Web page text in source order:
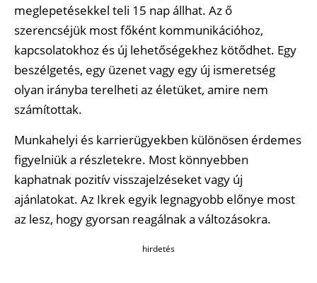
meglepetésekkel teli 15 nap állhat. Az ő
szerencséjük most főként kommunikációhoz,
kapcsolatokhoz és új lehetőségekhez kötődhet. Egy
beszélgetés, egy üzenet vagy egy új ismeretség
olyan irányba terelheti az életüket, amire nem
számítottak.
Munkahelyi és karrierügyekben különösen érdemes
figyelniük a részletekre. Most könnyebben
kaphatnak pozitív visszajelzéseket vagy új
ajánlatokat. Az Ikrek egyik legnagyobb előnye most
az lesz, hogy gyorsan reagálnak a változásokra.
hirdetés